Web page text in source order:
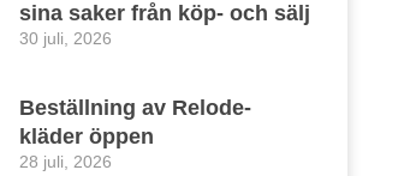
sina saker från köp- och sälj
30 juli, 2026
Beställning av Relode-
kläder öppen
28 juli, 2026